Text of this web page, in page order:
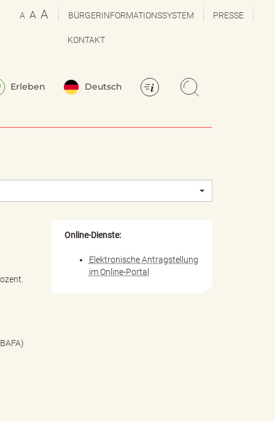
A A A BÜRGERINFORMATIONSSYSTEM PRESSE
KONTAKT
Erleben Deutsch
Online-Dienste:
Elektronische Antragstellung
im Online-Portal